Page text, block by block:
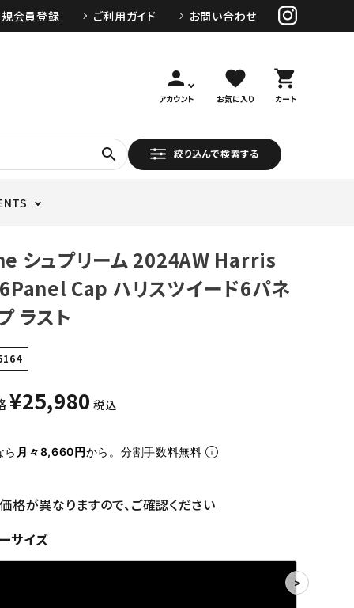
会員登録 ご利用ガイド お問い合わせ
person
アカウント
favorite
お気に入り
shopping_cart
カート
search 絞り込んで検索する
シュプリーム 2024AW Harris
Cap ハリスツイード6パネ
ラスト
¥25,980 税込
ら 月々8,660円から。分割手数料無料
格が異なりますので、ご確認ください
サイズ